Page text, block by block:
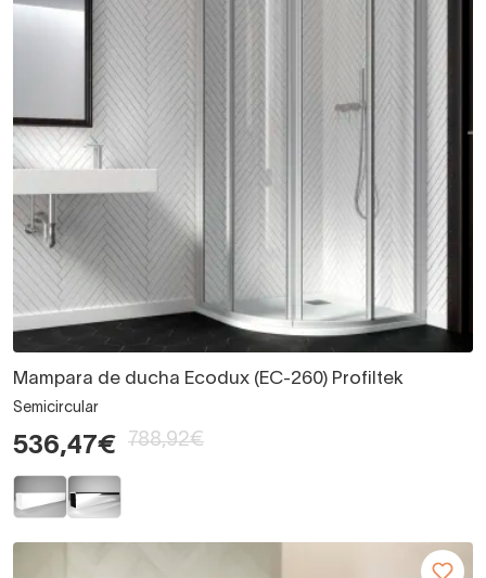
Mampara de ducha Ecodux (EC-260) Profiltek
Semicircular
536,47€ 788,92€